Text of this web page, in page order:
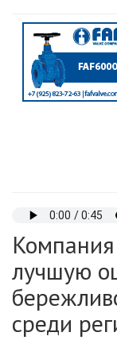
лучшую
среди